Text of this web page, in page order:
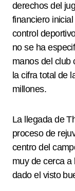
derechos del
financiero
control
no se ha
manos del club
la cifra total de
millones.
La llegada de
proceso de
centro del
muy de cerca a
dado el visto